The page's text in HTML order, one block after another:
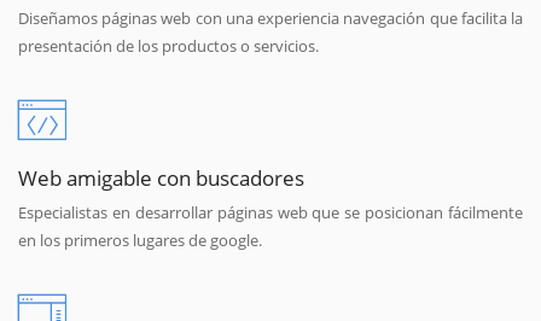
Diseñamos páginas web con una experiencia navegación que facilita la
presentación de los productos o servicios.
Web amigable con buscadores
Especialistas en desarrollar páginas web que se posicionan fácilmente
en los primeros lugares de google.